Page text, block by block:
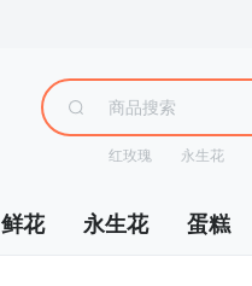
红玫瑰 永生花
鲜花 永生花 蛋糕